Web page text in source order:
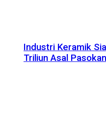
Industri Keramik
Triliun Asal